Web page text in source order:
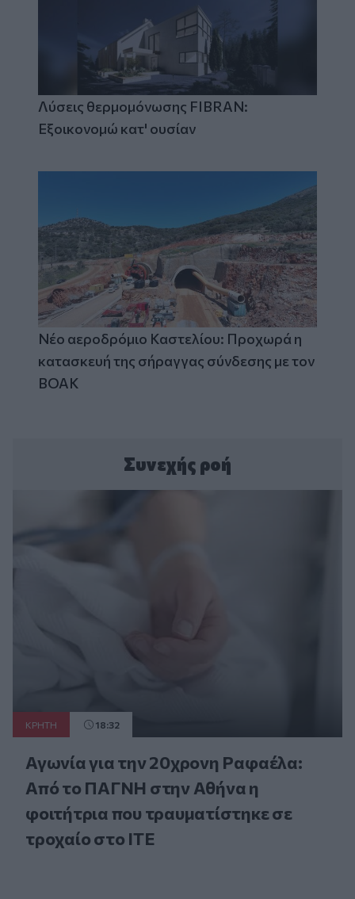
Λύσεις θερμομόνωσης FIBRAN:
Εξοικονομώ κατ' ουσίαν
Νέο αεροδρόμιο Καστελίου: Προχωρά η
κατασκευή της σήραγγας σύνδεσης με τον
ΒΟΑΚ
Συνεχής ροή
ΚΡΗΤΗ 18:32
Αγωνία για την 20χρονη Ραφαέλα:
Από το ΠΑΓΝΗ στην Αθήνα η
φοιτήτρια που τραυματίστηκε σε
τροχαίο στο ΙΤΕ